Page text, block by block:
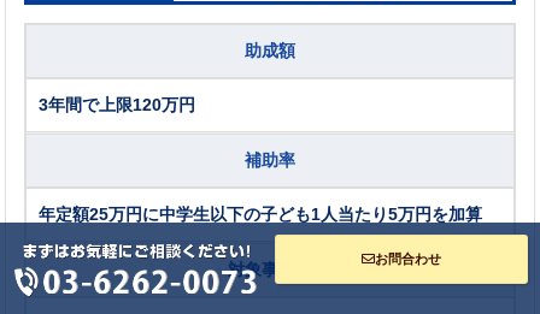
助成額
3年間で上限120万円
補助率
年定額25万円に中学生以下の子ども1人当たり5万円を加算
対象事業者
お問合わせ